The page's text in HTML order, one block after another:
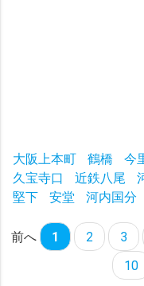
大阪上本町 鶴橋 今
久宝寺口
近鉄八尾
堅下
安堂 河内国分
前へ 1 2 3
10